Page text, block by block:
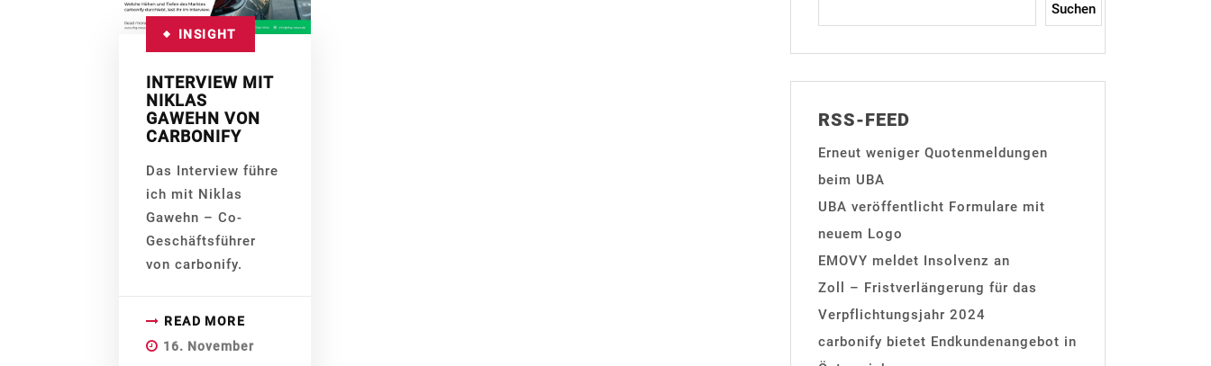
INSIGHT
INTERVIEW MIT
NIKLAS
GAWEHN VON
CARBONIFY
Das Interview führe
ich mit Niklas
Gawehn – Co-
Geschäftsführer
von carbonify.
READ MORE
16. November
Suchen
RSS-FEED
Erneut weniger Quotenmeldungen
beim UBA
UBA veröffentlicht Formulare mit
neuem Logo
EMOVY meldet Insolvenz an
Zoll – Fristverlängerung für das
Verpflichtungsjahr 2024
carbonify bietet Endkundenangebot in